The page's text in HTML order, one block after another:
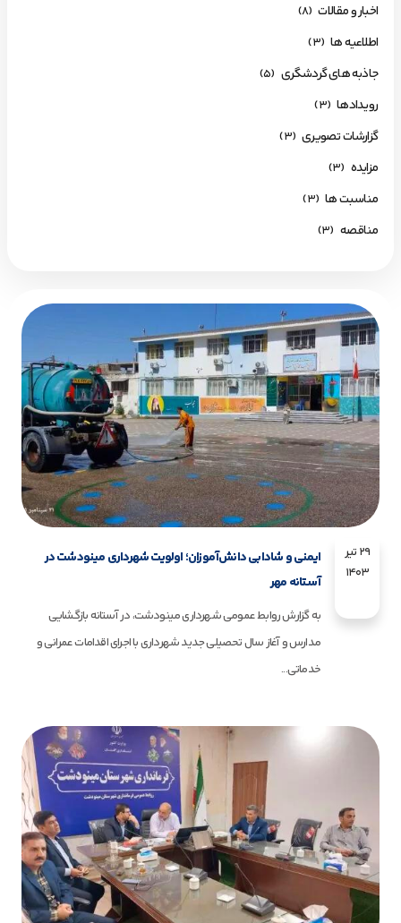
اخبار و مقالات (۸)
اطلاعیه ها (۳)
جاذبه های گردشگری (۵)
رویـدادها (۳)
گزارشات تصویری (۳)
مزایده (۳)
مناسبت ها (۳)
مناقصه (۳)
۲۹ تیر
۱۴۰۳
ایمنی و شادابی دانش‌آموزان؛ اولویت شهرداری مینودشت در
آستانه مهر
به گزارش روابط عمومی شهرداری مینودشت، در آستانه بازگشایی
مدارس و آغاز سال تحصیلی جدید شهرداری با اجرای اقدامات عمرانی و
خدماتی...